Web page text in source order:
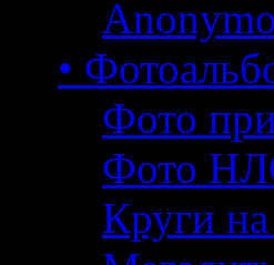
•
Фото
Фото
Круги